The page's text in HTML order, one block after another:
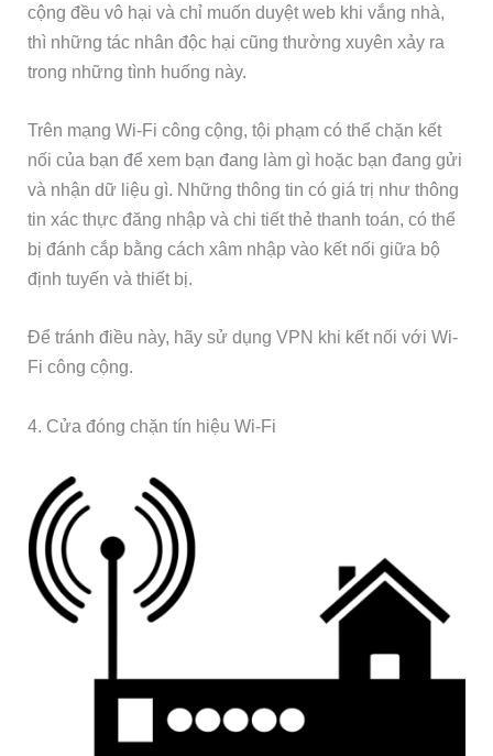
cộng đều vô hại và chỉ muốn duyệt web khi vắng nhà,
thì những tác nhân độc hại cũng thường xuyên xảy ra
trong những tình huống này.
Trên mạng Wi-Fi công cộng, tội phạm có thể chặn kết
nối của bạn để xem bạn đang làm gì hoặc bạn đang gửi
và nhận dữ liệu gì. Những thông tin có giá trị như thông
tin xác thực đăng nhập và chi tiết thẻ thanh toán, có thể
bị đánh cắp bằng cách xâm nhập vào kết nối giữa bộ
định tuyến và thiết bị.
Để tránh điều này, hãy sử dụng VPN khi kết nối với Wi-
Fi công cộng.
4. Cửa đóng chặn tín hiệu Wi-Fi